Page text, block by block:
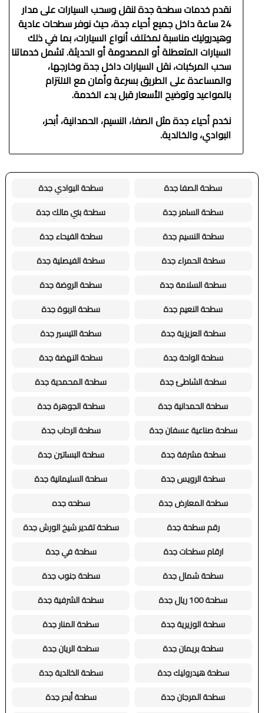
نقدم خدمات سطحة جدة لنقل وسحب السيارات على مدار
24 ساعة داخل جميع أحياء جدة، حيث نوفر سطحات عادية
وهيدروليك مناسبة لمختلف أنواع السيارات، بما في ذلك
السيارات المتعطلة أو المصدومة أو الحديثة. تشمل خدماتنا
سحب المركبات، نقل السيارات داخل جدة وخارجها،
والمساعدة على الطريق بسرعة وأمان مع الالتزام
بالمواعيد وتوضيح الأسعار قبل بدء الخدمة.
نخدم أحياء جدة مثل الصفا، النسيم، الحمدانية، أبحر،
البوادي، والخالدية.
سطحة الصفا جدة
سطحة البوادي جدة
سطحة السامر جدة
سطحة بني مالك جدة
سطحة النسيم جدة
سطحة الفيحاء جدة
سطحة الحمراء جدة
سطحة الفيصلية جدة
سطحة السلامة جدة
سطحة الروضة جدة
سطحة النعيم جدة
سطحة الربوة جدة
سطحة العزيزية جدة
سطحة التيسير جدة
سطحة الواحة جدة
سطحة النهضة جدة
سطحة الشاطئ جدة
سطحة المحمدية جدة
سطحة الحمدانية جدة
سطحة الجوهرة جدة
سطحة صناعية عسفان جدة
سطحة الرحاب جدة
سطحة مشرفة جدة
سطحة البساتين جدة
سطحة الرويس جدة
سطحة السليمانية جدة
سطحة المعارض جدة
سطحه جده
رقم سطحة جدة
سطحة تقدير شيخ الورش جدة
ارقام سطحات جدة
سطحة في جدة
سطحة شمال جدة
سطحة جنوب جدة
سطحة 100 ريال جدة
سطحة الشرفية جدة
سطحة الوزيرية جدة
سطحة المنار جدة
سطحة بريمان جدة
سطحة الريان جدة
سطحة هيدروليك جدة
سطحة الخالدية جدة
سطحة المرجان جدة
سطحة أبحر جدة